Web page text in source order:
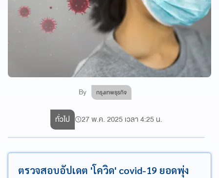
By กรุงเทพธุรกิจ
ทั่วไป 27 พ.ค. 2025 เวลา 4:25 น.
ตรวจสอบอัปเดต 'โควิด' covid-19 ยอดพุ่ง